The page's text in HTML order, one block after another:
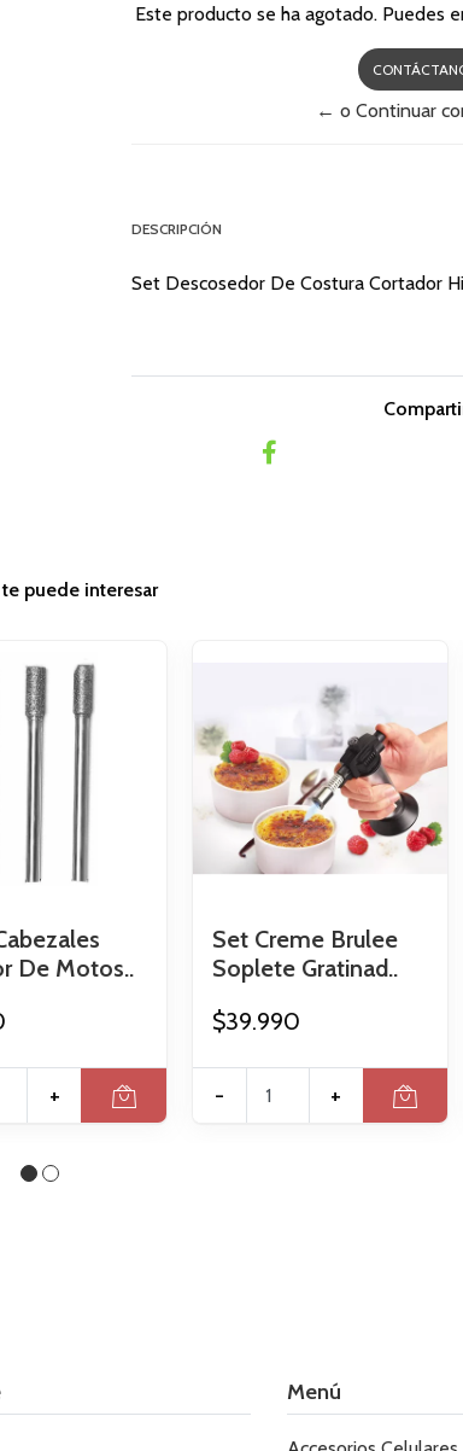
Este producto se ha agotado. Puedes
← o Continuar
DESCRIPCIÓN
Set Descosedor De Costura Cortador
puede interesar
De Motos..
+
Set Creme Brulee
Soplete Gratinad..
$39.990
- +
Menú